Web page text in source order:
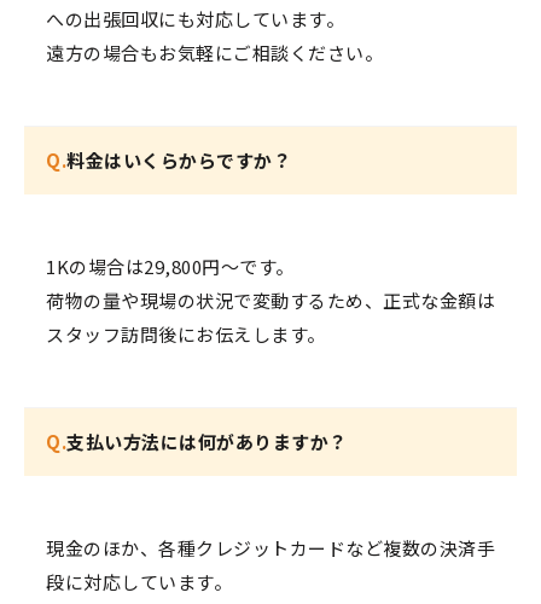
への出張回収にも対応しています。
遠方の場合もお気軽にご相談ください。
Q.料金はいくらからですか？
1Kの場合は29,800円〜です。
荷物の量や現場の状況で変動するため、正式な金額は
スタッフ訪問後にお伝えします。
Q.支払い方法には何がありますか？
現金のほか、各種クレジットカードなど複数の決済手
段に対応しています。